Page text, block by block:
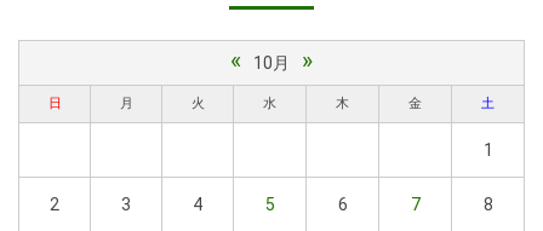
« 10月 »
日 月 火 水 木 金 土
1
2 3 4 5 6 7 8